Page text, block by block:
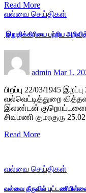
Read More
வல்வை செய்திகள்
இறுதிக்கிரியை பற்றிய
admin Mar 1,
பிறப்பு 22/03/1945
வல்வெட்டித்துறை
இலண்டன் குறொய்டனை
சிவமணி குமரகுரு
Read More
வல்வை செய்திகள்
வல்வை தீருவில்